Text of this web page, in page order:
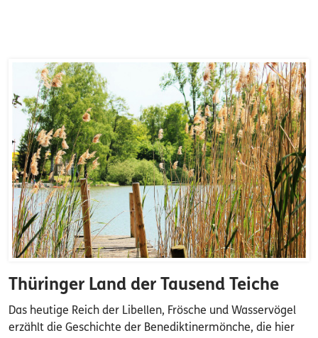
Thüringer Land der Tausend Teiche
Das heutige Reich der Libellen, Frösche und Wasservögel
erzählt die Geschichte der Benediktinermönche, die hier